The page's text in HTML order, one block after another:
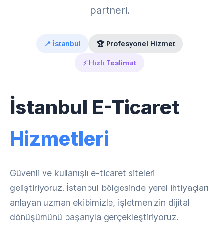
partneri.
📍 İstanbul 🏆 Profesyonel Hizmet
⚡ Hızlı Teslimat
İstanbul E-Ticaret
Hizmetleri
Güvenli ve kullanışlı e-ticaret siteleri
geliştiriyoruz. İstanbul bölgesinde yerel ihtiyaçları
anlayan uzman ekibimizle, işletmenizin dijital
dönüşümünü başarıyla gerçekleştiriyoruz.